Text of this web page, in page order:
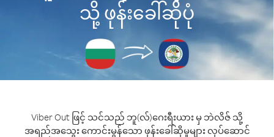
သို့ ဖုန်းခေါ်ဆိုပုံ
Viber Out ဖြင့် သင်သည် ဘူ(လ်)ဂေးရီးယား မှ ဘဲလိဇ် သို့
အရည်အသွေး ကောင်းမွန်သော ဖုန်းခေါ်ဆိုမှုများ လုပ်ဆောင်